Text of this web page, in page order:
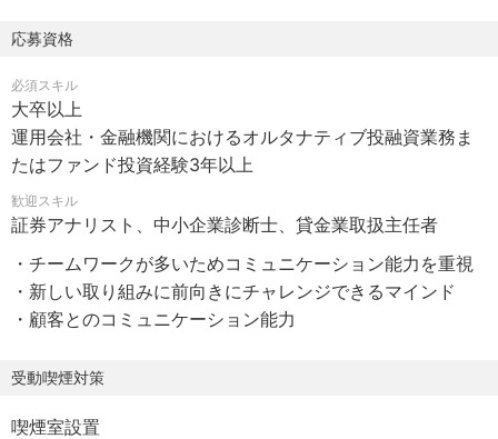
署、海外拠点、グループ会社等へのローテーションもござ
■特徴・魅力
国内最大規模の機関投資家としてのプレゼンスを活かし、
国内外の運用会社・証券会社からスタートアップ企業まで
強いパイプライン・リレーションを有しています。海外へ
のトレーニー派遣等の制度も充実しており、更なる成長機
会も用意しています。
無期正社員
【就業時間】
8:50～17:10（所定労働時間：7時間25分）
休憩時間：55分 （12時00分～12時55分） 時間外労働：有
※残業時間等は部署により異なります
【勤務地】
国内の本支店および海外拠点（ニューヨーク、ロンドン、
シンガポール、アムステルダム、シドニー等）
【転勤】
※当初の配属先については現在までのキャリア及び希望を考
応募資格
必須スキル
大卒以上
運用会社・金融機関におけるオルタナティブ投融資業務ま
たはファンド投資経験3年以上
歓迎スキル
証券アナリスト、中小企業診断士、貸金業取扱主任者
・チームワークが多いためコミュニケーション能力を重視
・新しい取り組みに前向きにチャレンジできるマインド
・顧客とのコミュニケーション能力
受動喫煙対策
喫煙室設置